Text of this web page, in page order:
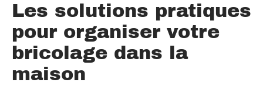
Les solutions pratiques
pour organiser votre
bricolage dans la
maison